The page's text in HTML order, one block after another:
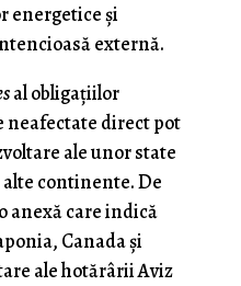
energetice şi
externă.
al obligaţiilor
direct pot
ale unor state
continente. De
anexă care indică
Canada şi
ale hotărârii Aviz